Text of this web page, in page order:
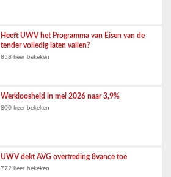
Heeft UWV het Programma van Eisen van de
tender volledig laten vallen?
858 keer bekeken
Werkloosheid in mei 2026 naar 3,9%
800 keer bekeken
UWV dekt AVG overtreding 8vance toe
772 keer bekeken